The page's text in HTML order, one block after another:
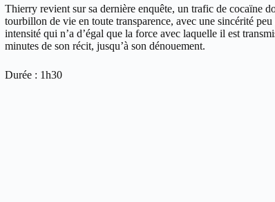
Thierry revient sur sa dernière enquête, un trafic de cocaïne
tourbillon de vie en toute transparence, avec une sincérité
intensité qui n’a d’égal que la force avec laquelle il est
minutes de son récit, jusqu’à son dénouement.
Durée : 1h30